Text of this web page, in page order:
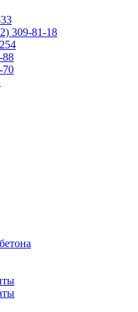
309-81-18
88
70